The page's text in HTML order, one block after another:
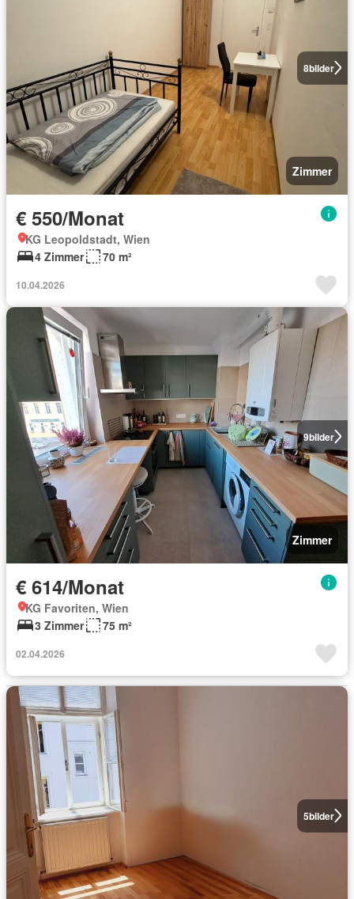
8bilder
Zimmer
€ 550/Monat
KG Leopoldstadt, Wien
4 Zimmer
70 m²
10.04.2026
9bilder
Zimmer
€ 614/Monat
KG Favoriten, Wien
3 Zimmer
75 m²
02.04.2026
5bilder